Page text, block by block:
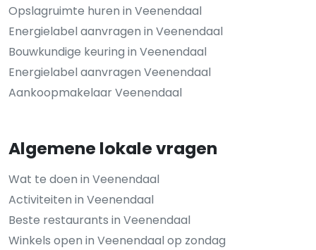
Opslagruimte huren in Veenendaal
Energielabel aanvragen in Veenendaal
Bouwkundige keuring in Veenendaal
Energielabel aanvragen Veenendaal
Aankoopmakelaar Veenendaal
Algemene lokale vragen
Wat te doen in Veenendaal
Activiteiten in Veenendaal
Beste restaurants in Veenendaal
Winkels open in Veenendaal op zondag